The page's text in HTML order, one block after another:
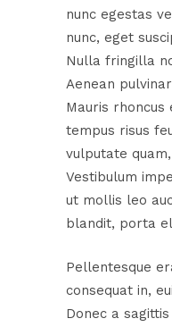
nunc egestas
nunc, eget
Nulla fringilla
Aenean
Mauris rhoncus
tempus risus
vulputate
Vestibulum
ut mollis leo
blandit, porta
Pellentesque
consequat in,
Donec a